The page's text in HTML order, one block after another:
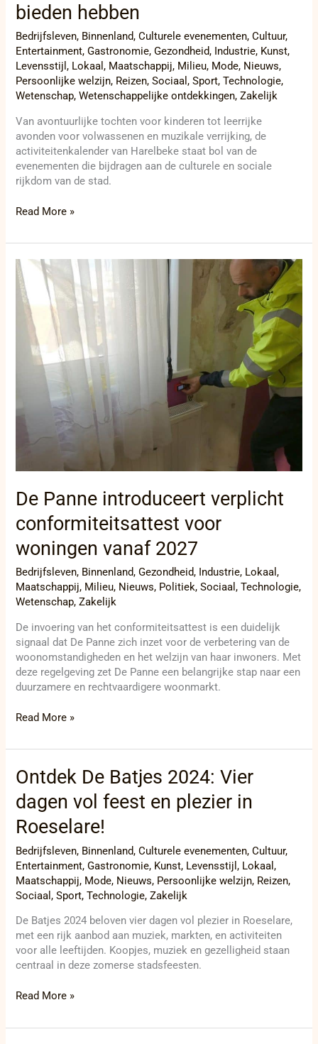
bieden hebben
Bedrijfsleven, Binnenland,Culturele evenementen,Cultuur,
Entertainment,Gastronomie,Gezondheid, Industrie, Kunst,
Levensstijl, Lokaal, Maatschappij, Milieu, Mode, Nieuws,
Persoonlijke welzijn, Reizen,Sociaal,Sport,Technologie,
Wetenschap,Wetenschappelijke ontdekkingen,Zakelijk
Van avontuurlijke tochten voor kinderen tot leerrijke
avonden voor volwassenen en muzikale verrijking, de
activiteitenkalender van Harelbeke staat bol van de
evenementen die bijdragen aan de culturele en sociale
rijkdom van de stad.
Read More »
De Panne introduceert verplicht
conformiteitsattest voor
woningen vanaf 2027
Bedrijfsleven, Binnenland,Gezondheid, Industrie, Lokaal,
Maatschappij, Milieu, Nieuws, Politiek,Sociaal,Technologie,
Wetenschap,Zakelijk
De invoering van het conformiteitsattest is een duidelijk
signaal dat De Panne zich inzet voor de verbetering van de
woonomstandigheden en het welzijn van haar inwoners. Met
deze regelgeving zet De Panne een belangrijke stap naar een
duurzamere en rechtvaardigere woonmarkt.
De
Panne
introduceert
verplicht
conformiteitsattest
voor
woningen
Read More »
Ontdek De Batjes 2024: Vier
dagen vol feest en plezier in
Roeselare!
Bedrijfsleven, Binnenland,Culturele evenementen,Cultuur,
Entertainment,Gastronomie, Kunst, Levensstijl, Lokaal,
Maatschappij, Mode, Nieuws, Persoonlijke welzijn, Reizen,
Sociaal,Sport,Technologie,Zakelijk
De Batjes 2024 beloven vier dagen vol plezier in Roeselare,
met een rijk aanbod aan muziek, markten, en activiteiten
voor alle leeftijden. Koopjes, muziek en gezelligheid staan
centraal in deze zomerse stadsfeesten.
Ontdek
De
Batjes
2024:
Vier
dagen
vol
feest
en
in
Roeselare!
Read More »